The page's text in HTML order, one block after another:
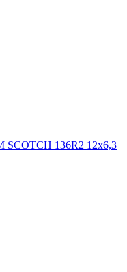
SCOTCH 136R2 12х6,3